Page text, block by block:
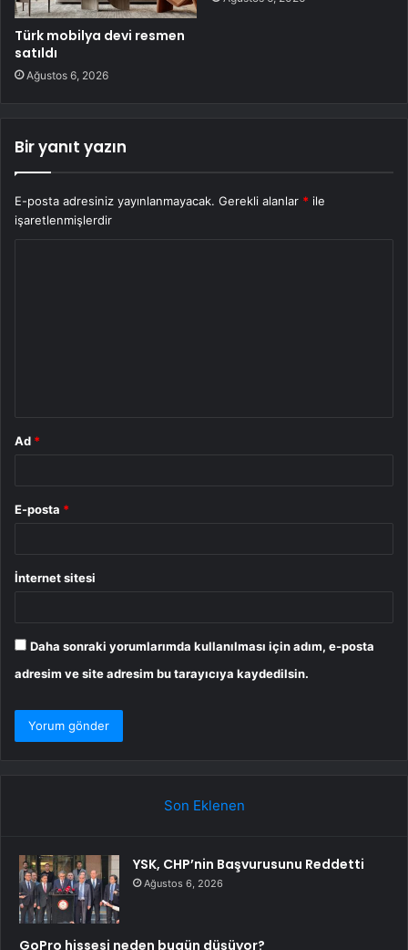
Türk mobilya devi resmen
satıldı
Ağustos 6, 2026
Bir yanıt yazın
E-posta adresiniz yayınlanmayacak. Gerekli alanlar * ile
işaretlenmişlerdir
Ad *
E-posta *
İnternet sitesi
Daha sonraki yorumlarımda kullanılması için adım, e-posta
adresim ve site adresim bu tarayıcıya kaydedilsin.
Son Eklenen
YSK, CHP’nin Başvurusunu Reddetti
Ağustos 6, 2026
GoPro hissesi neden bugün düşüyor?